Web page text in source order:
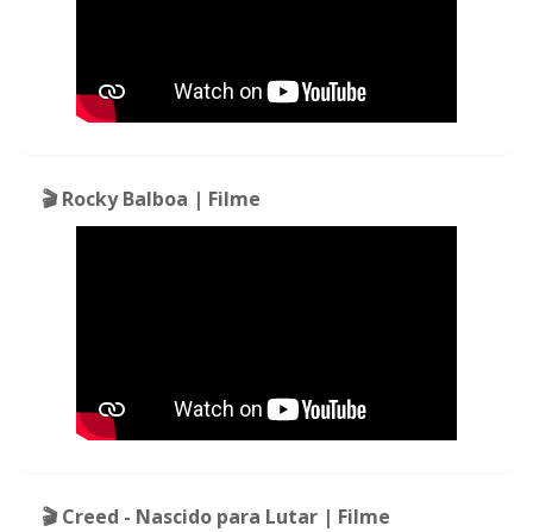
🎬 Rocky Balboa | Filme
🎬 Creed - Nascido para Lutar | Filme